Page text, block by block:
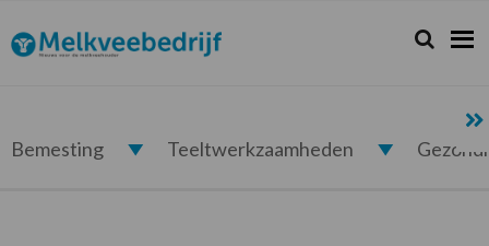
de
hoofdnavigatie
de
hoofd
de
eerste
de
voettekst
Melkveebedrijf.nl Zoeken...
Zoek
Bemesting Teeltwerkzaamheden